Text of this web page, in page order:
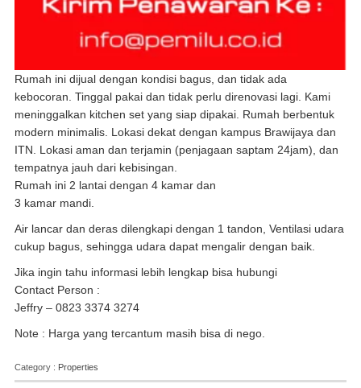
Rumah ini dijual dengan kondisi bagus, dan tidak ada
kebocoran. Tinggal pakai dan tidak perlu direnovasi lagi. Kami
meninggalkan kitchen set yang siap dipakai. Rumah berbentuk
modern minimalis. Lokasi dekat dengan kampus Brawijaya dan
ITN. Lokasi aman dan terjamin (penjagaan saptam 24jam), dan
tempatnya jauh dari kebisingan.
Rumah ini 2 lantai dengan 4 kamar dan
3 kamar mandi.
Air lancar dan deras dilengkapi dengan 1 tandon, Ventilasi udara
cukup bagus, sehingga udara dapat mengalir dengan baik.
Jika ingin tahu informasi lebih lengkap bisa hubungi
Contact Person :
Jeffry – 0823 3374 3274
Note : Harga yang tercantum masih bisa di nego.
Category : Properties